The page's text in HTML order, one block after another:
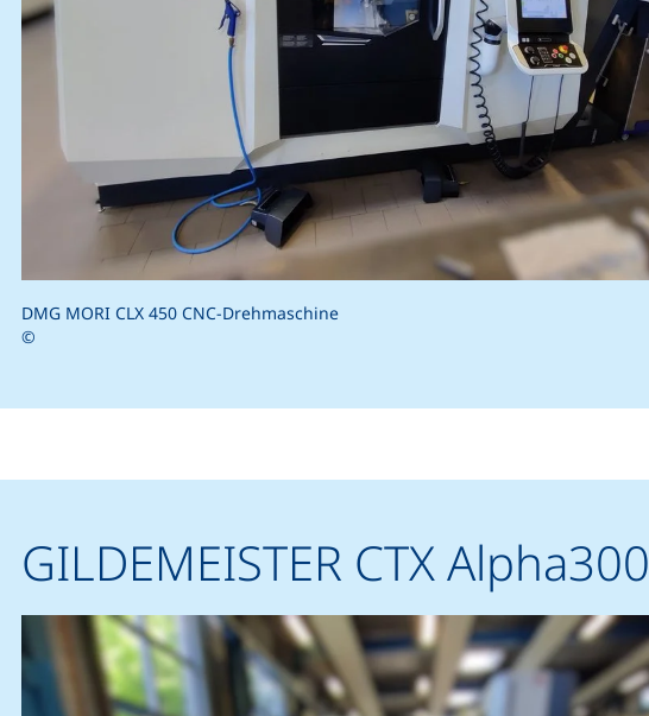
DMG MORI CLX 450 CNC-Drehmaschine
©
GILDEMEISTER CTX Alpha300